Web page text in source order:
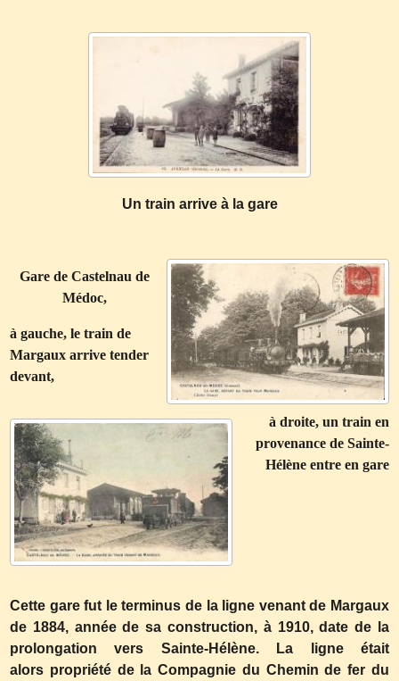
Un train arrive à la gare
Gare de Castelnau de
Médoc,
à gauche, le train de
Margaux arrive tender
devant,
à droite, un train en
provenance de Sainte-
Hélène entre en gare
Cette gare fut le terminus de la ligne venant de Margaux
de 1884, année de sa construction, à 1910, date de la
prolongation vers Sainte-Hélène. La ligne était
alors propriété de la Compagnie du Chemin de fer du